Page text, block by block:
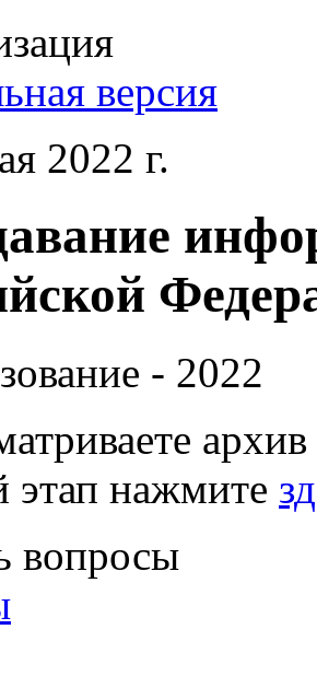
версия
2022 г.
- 2022
этап нажмите
вопросы